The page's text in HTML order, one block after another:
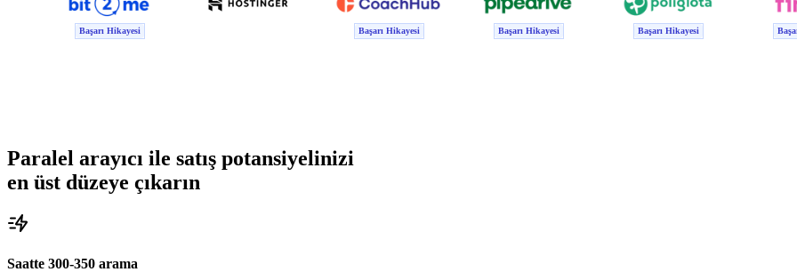
Başarı Hikayesi Başarı Hikayesi Başarı Hikayesi Başarı Hikayesi
Paralel arayıcı ile satış potansiyelinizi
en üst düzeye çıkarın
Saatte 300-350 arama